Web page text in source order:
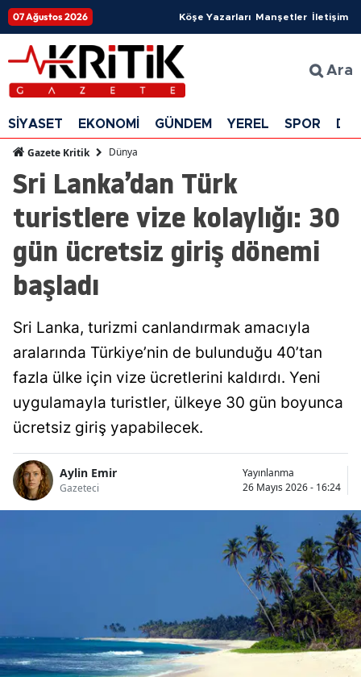
07 Ağustos 2026 Köşe Yazarları Manşetler İletişim
Ara
SİYASET EKONOMİ GÜNDEM YEREL SPOR
Gazete Kritik Dünya
Sri Lanka’dan Türk
turistlere vize kolaylığı: 30
gün ücretsiz giriş dönemi
başladı
Sri Lanka, turizmi canlandırmak amacıyla
aralarında Türkiye’nin de bulunduğu 40’tan
fazla ülke için vize ücretlerini kaldırdı. Yeni
uygulamayla turistler, ülkeye 30 gün boyunca
ücretsiz giriş yapabilecek.
Aylin Emir
Gazeteci
Yayınlanma
26 Mayıs 2026 - 16:24